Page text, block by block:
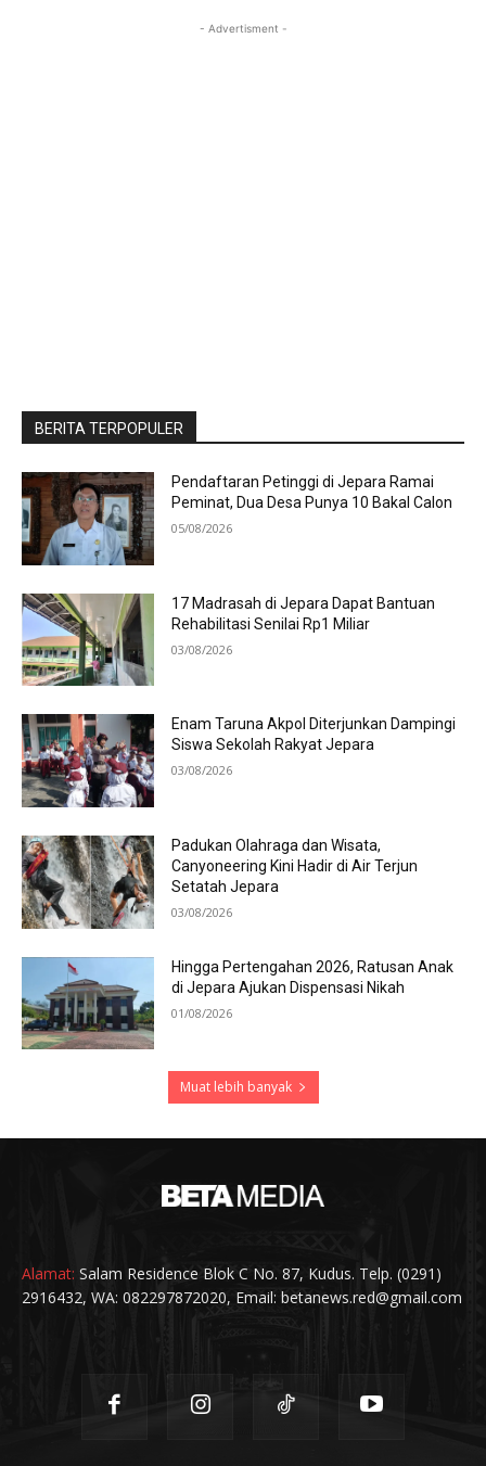
- Advertisment -
BERITA TERPOPULER
Pendaftaran Petinggi di Jepara Ramai
Peminat, Dua Desa Punya 10 Bakal Calon
05/08/2026
17 Madrasah di Jepara Dapat Bantuan
Rehabilitasi Senilai Rp1 Miliar
03/08/2026
Enam Taruna Akpol Diterjunkan Dampingi
Siswa Sekolah Rakyat Jepara
03/08/2026
Padukan Olahraga dan Wisata,
Canyoneering Kini Hadir di Air Terjun
Setatah Jepara
03/08/2026
Hingga Pertengahan 2026, Ratusan Anak
di Jepara Ajukan Dispensasi Nikah
01/08/2026
Muat lebih banyak
Alamat: Salam Residence Blok C No. 87, Kudus. Telp. (0291)
2916432, WA: 082297872020, Email: betanews.red@gmail.com